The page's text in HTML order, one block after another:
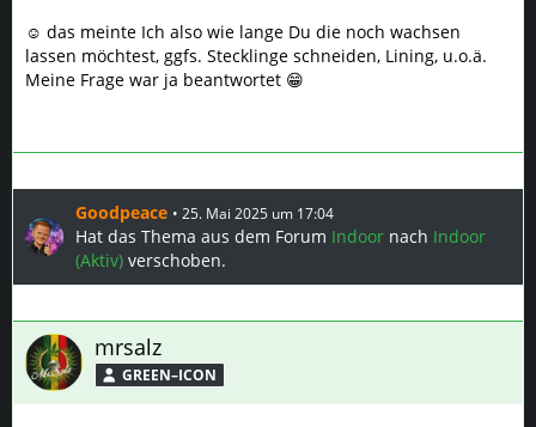
☺️ das meinte Ich also wie lange Du die noch wachsen
lassen möchtest, ggfs. Stecklinge schneiden, Lining, u.o.ä.
Meine Frage war ja beantwortet 😁
Goodpeace 25. Mai 2025 um 17:04
Hat das Thema aus dem Forum Indoor nach Indoor
(Aktiv) verschoben.
mrsalz
GREEN–ICON